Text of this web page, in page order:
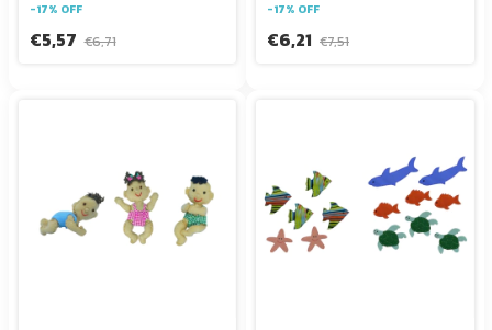
-17% OFF
€5,57 €6,71
-17% OFF
€6,21 €7,51